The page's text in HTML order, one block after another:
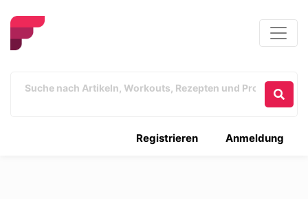
Anmeldung
Registrieren